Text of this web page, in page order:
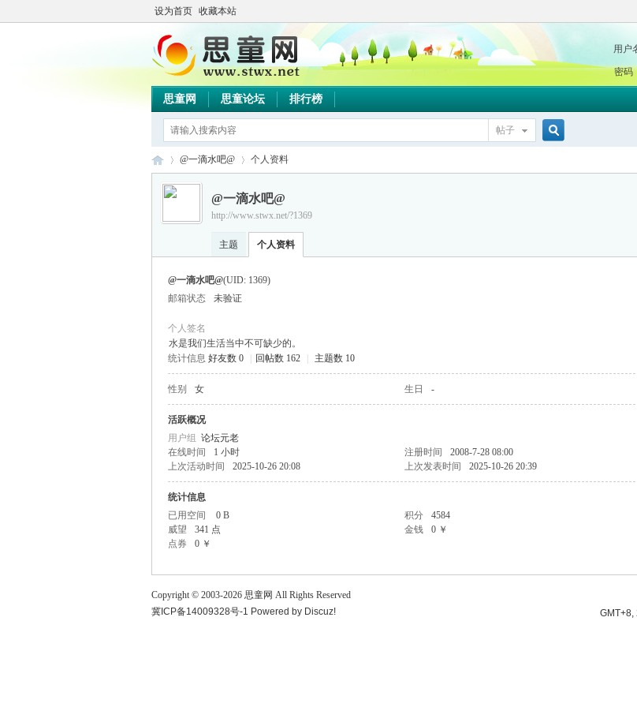
设为首页 收藏本站
用户
密码
思童网 思童论坛 排行榜
帖子
›
@一滴水吧@ 个人资料
@一滴水吧@
http://www.stwx.net/?1369
主题 个人资料
@一滴水吧@(UID: 1369)
邮箱状态
未验证
个人签名
水是我们生活当中不可缺少的。
统计信息 好友数 0 回帖数 162 主题数 10
性别 女 生日 -
活跃概况
用户组 论坛元老
在线时间
1 小时 注册时间 2008-7-28 08:00
上次活动时间
2025-10-26 20:08 上次发表时间 2025-10-26 20:39
统计信息
已用空间
0 B 积分 4584
威望
341 点 金钱 0 ￥
点券
0 ￥
GMT+8,
Copyright © 2003-2026 思童网 All Rights Reserved
冀ICP备14009328号-1 Powered by Discuz!